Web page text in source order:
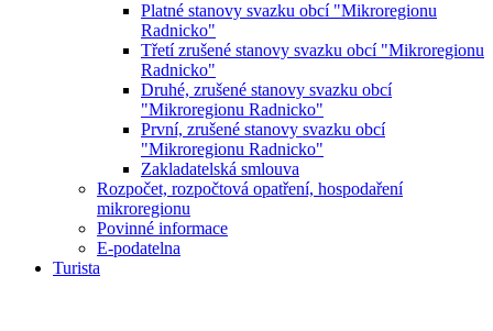
Platné stanovy svazku obcí "Mikroregionu
Radnicko"
Třetí zrušené stanovy svazku obcí "Mikroregionu
Radnicko"
Druhé, zrušené stanovy svazku obcí
"Mikroregionu Radnicko"
První, zrušené stanovy svazku obcí
"Mikroregionu Radnicko"
Zakladatelská smlouva
Rozpočet, rozpočtová opatření, hospodaření
mikroregionu
Povinné informace
E-podatelna
Turista